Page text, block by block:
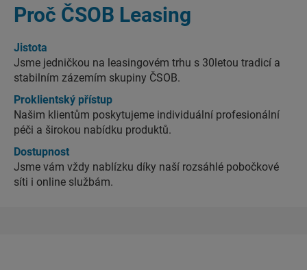
Proč ČSOB Leasing
Jistota
Jsme jedničkou na leasingovém trhu s 30letou tradicí a
stabilním zázemím skupiny ČSOB.
Proklientský přístup
Našim klientům poskytujeme individuální profesionální
péči a širokou nabídku produktů.
Dostupnost
Jsme vám vždy nablízku díky naší rozsáhlé pobočkové
síti i online službám.